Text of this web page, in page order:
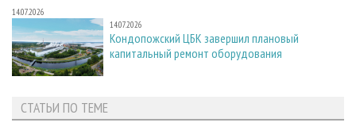
14.07.2026
14.07.2026
Кондопожский ЦБК завершил плановый
капитальный ремонт оборудования
СТАТЬИ ПО ТЕМЕ